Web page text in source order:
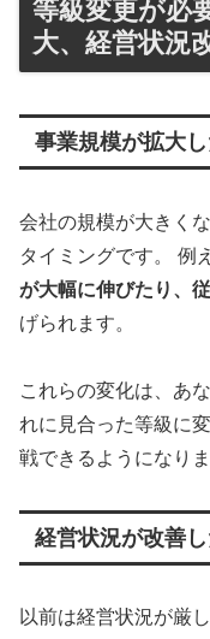
等級変更が必
大、経営状況
事業規模が拡大
会社の規模が大きく
タイミングです。 例
が大幅に伸びたり、
げられます。
これらの変化は、あ
れに見合った等級に
戦できるようになりま
経営状況が改善
以前は経営状況が厳